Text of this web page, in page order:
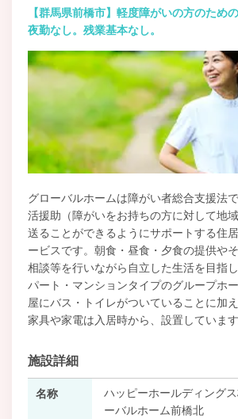
【群馬県前橋市】軽度障がいの方のため
夜勤なし。残業基本なし。
グローバルホームは障がい者総合支援法
活援助（障がいをお持ちの方に対して地
送ることができるようにサポートする住
ービスです。朝食・昼食・夕食の提供や
相談等を行いながら自立した生活を目指
パート・マンションタイプのグループホ
屋にバス・トイレがついていることに加
家具や家電は入居時から、設置しています
施設詳細
名称
ハッピーホールディング
ーバルホーム前橋北